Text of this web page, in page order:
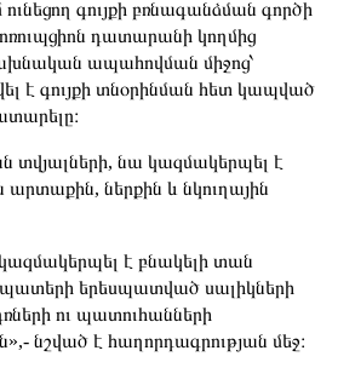
գույքի բռնագանձման գործի
դատարանի կողմից
ապահովման միջոց՝
է գույքի տնօրինման հետ կապված
տվյալների, նա կազմակերպել է
ներքին և նկուղային
է բնակելի տան
երեսպատված սալիկների
ու պատուհանների
նշված է հաղորդագրության մեջ։